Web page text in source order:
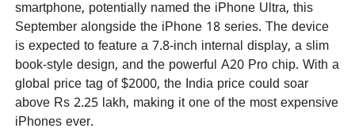
smartphone, potentially named the iPhone Ultra, this
September alongside the iPhone 18 series. The device
is expected to feature a 7.8-inch internal display, a slim
book-style design, and the powerful A20 Pro chip. With a
global price tag of $2000, the India price could soar
above Rs 2.25 lakh, making it one of the most expensive
iPhones ever.